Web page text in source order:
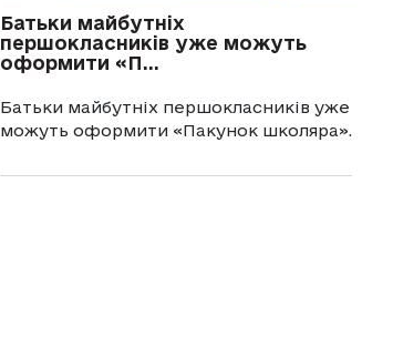
Батьки майбутніх
першокласників уже можуть
оформити «П...
Батьки майбутніх першокласників уже
можуть оформити «Пакунок школяра».